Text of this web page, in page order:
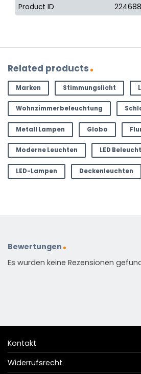
Product ID
224688
Related products
Marken Stimmungslicht
Wohnzimmerbeleuchtung
Metall Lampen Globo
Moderne Leuchten LED
LED-Lampen Deckenleuchten
Bewertungen
Es wurden keine Rezensionen
Kontakt
Widerrufsrecht